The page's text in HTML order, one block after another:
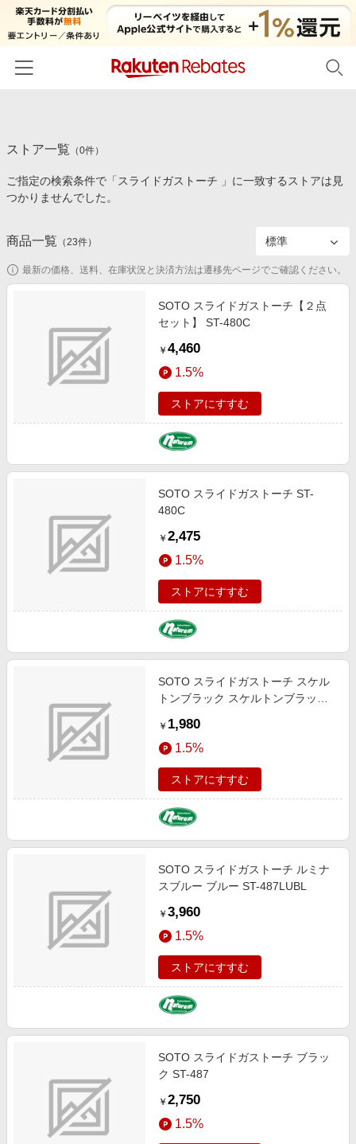
カテゴリー一覧
百貨店・総合ECモール
食品・スイーツ・お酒
コスメ・健康・医薬品
家電・PC・スマホ・カメラ
スポーツ・アウトドア・ゴルフ
旅行・レジャー・ホテル予約
金融・マネー・保険
デジタルコンテンツ
ビジネス・その他サービス
イベント一覧
初回購入者限定特典
対象ストア新規限定特典
楽天ペイ導入ストア
楽天サービス特集
わくわく夏特集
Samsung ボーナスキャンペーン
週末の高還元 夏の長期版
ストア一覧 （0件）
ご指定の検索条件で「スライドガストーチ 」に一致するストアは見
つかりませんでした。
商品一覧 （23件）
最新の価格、送料、在庫状況と決済方法は遷移先ページでご確認ください。
SOTO スライドガストーチ【２点
セット】 ST-480C
￥ 4,460
1.5%
ストアにすすむ
SOTO スライドガストーチ ST-
480C
￥ 2,475
1.5%
ストアにすすむ
SOTO スライドガストーチ スケル
トンブラック スケルトンブラック
￥ 1,980
1.5%
ストアにすすむ
SOTO スライドガストーチ ルミナ
スブルー ブルー ST-487LUBL
￥ 3,960
1.5%
ストアにすすむ
SOTO スライドガストーチ ブラッ
ク ST-487
￥ 2,750
1.5%